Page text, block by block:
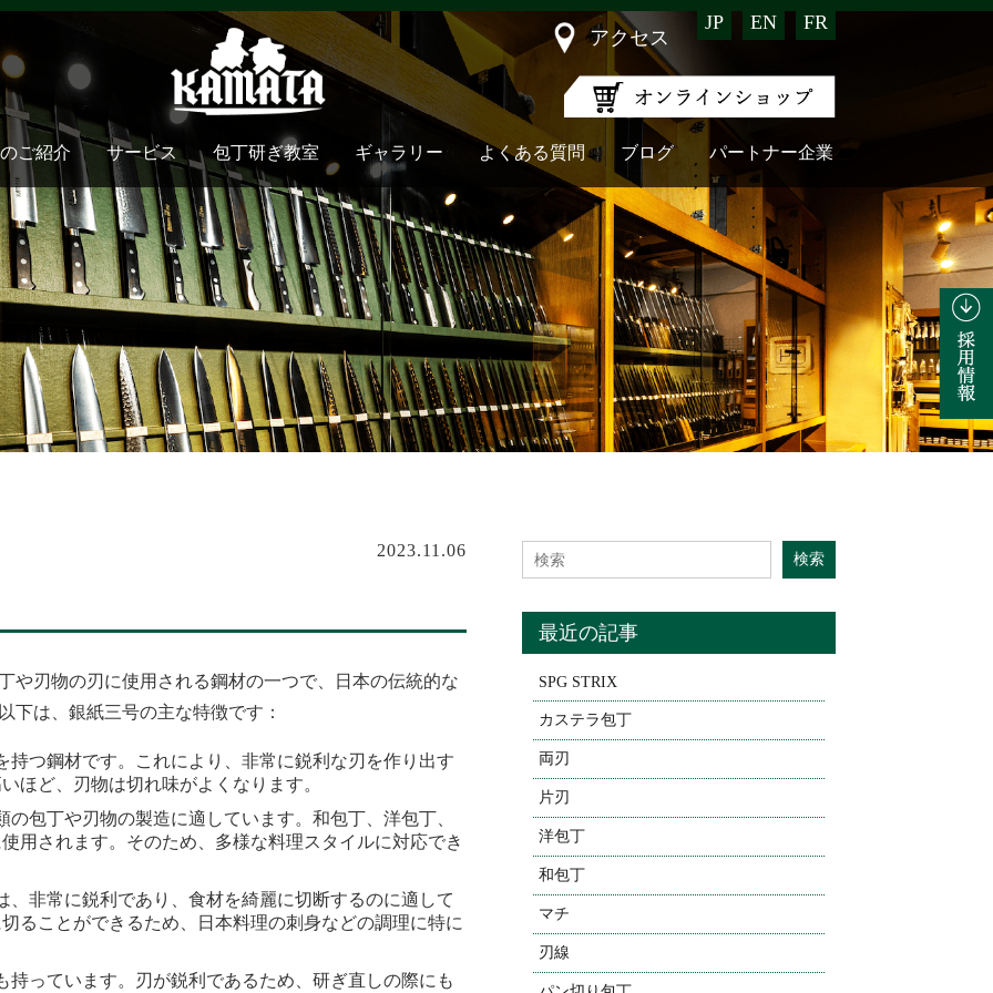
EN FR
JP
ご紹介 サービス 包丁研ぎ教室 ギャラリー よくある質問 ブログ パートナー企業
アクセス
2023.11.06
や刃物の刃に使用される鋼材の一つで、日本の伝統的な
下は、銀紙三号の主な特徴です：
持つ鋼材です。これにより、非常に鋭利な刃を作り出す
ほど、刃物は切れ味がよくなります。
の包丁や刃物の製造に適しています。和包丁、洋包丁、
用されます。そのため、多様な料理スタイルに対応でき
、非常に鋭利であり、食材を綺麗に切断するのに適して
ることができるため、日本料理の刺身などの調理に特に
持っています。刃が鋭利であるため、研ぎ直しの際にも
Search for:
検索
最近の記事
SPG STRIX
カステラ包丁
両刃
片刃
洋包丁
和包丁
マチ
刃線